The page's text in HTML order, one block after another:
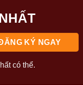
có thể.